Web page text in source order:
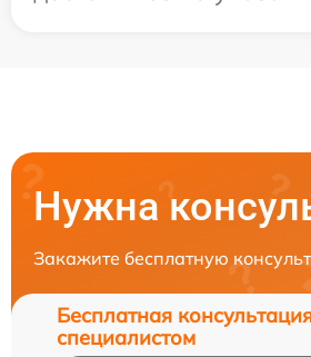
Нужна
Закажите бесплатную
Бесплатная
специалистом